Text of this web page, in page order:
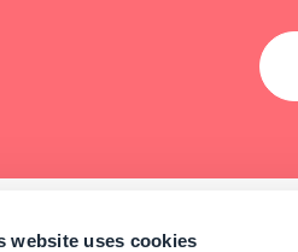
website uses cookies